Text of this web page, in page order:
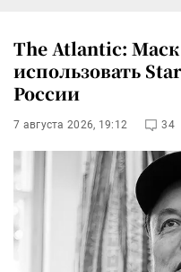
The Atlantic:
использовать
России
7 августа 2026, 19:12 34